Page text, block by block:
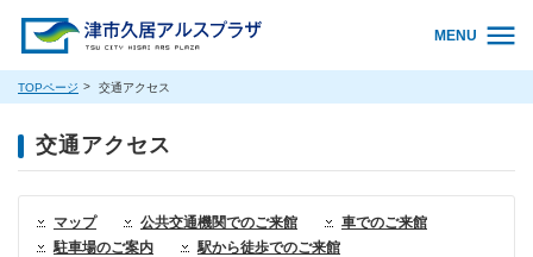
MENU
TOPページ 交通アクセス
交通アクセス
マップ 公共交通機関でのご来館
車でのご来館
駐車場のご案内
駅から徒歩でのご来館